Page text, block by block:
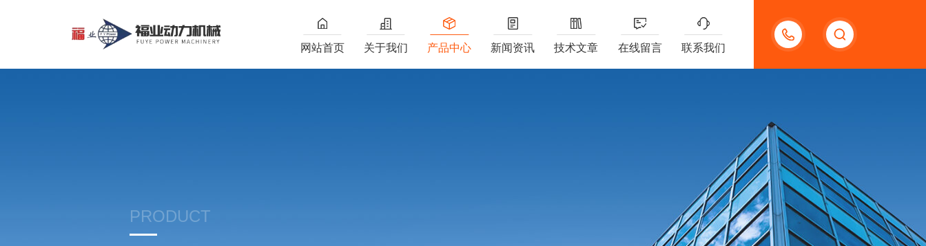
13132097161
网站首页 关于我们 产品中心 新闻资讯 技术文章 在线留言 联系我们
PRODUCT